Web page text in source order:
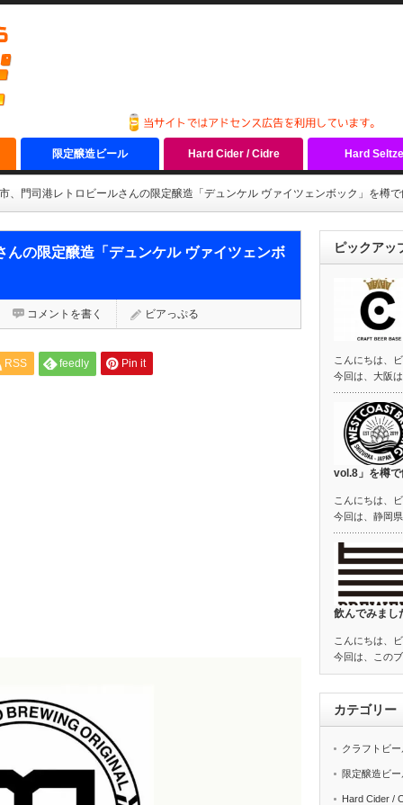
限定醸造ビール Hard Cider / Cidre Hard
、門司港レトロビールさんの限定醸造「デュンケル ヴァイツェンボック」を樽で
の限定醸造「デュンケル ヴァイツェンボ
コメントを書く ビアっぷる
RSS feedly Pin it
ピックアッ
こんにちは、
今回は、大阪
vol.8」を樽で
こんにちは、
今回は、静岡
飲んでみまし
こんにちは、
今回は、この
カテゴリー
クラフトビ
限定醸造ビー
Hard Cider /